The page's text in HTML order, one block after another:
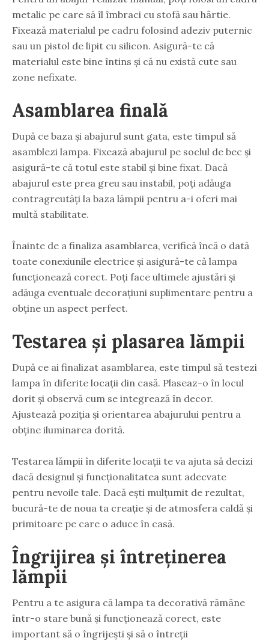
metalic pe care să îl îmbraci cu stofă sau hârtie.
Fixează materialul pe cadru folosind adeziv puternic
sau un pistol de lipit cu silicon. Asigură-te că
materialul este bine întins și că nu există cute sau
zone nefixate.
Asamblarea finală
După ce baza și abajurul sunt gata, este timpul să
asamblezi lampa. Fixează abajurul pe soclul de bec și
asigură-te că totul este stabil și bine fixat. Dacă
abajurul este prea greu sau instabil, poți adăuga
contragreutăți la baza lămpii pentru a-i oferi mai
multă stabilitate.
Înainte de a finaliza asamblarea, verifică încă o dată
toate conexiunile electrice și asigură-te că lampa
funcționează corect. Poți face ultimele ajustări și
adăuga eventuale decorațiuni suplimentare pentru a
obține un aspect perfect.
Testarea și plasarea lămpii
După ce ai finalizat asamblarea, este timpul să testezi
lampa în diferite locații din casă. Plaseaz-o în locul
dorit și observă cum se integrează în decor.
Ajustează poziția și orientarea abajurului pentru a
obține iluminarea dorită.
Testarea lămpii în diferite locații te va ajuta să decizi
dacă designul și funcționalitatea sunt adecvate
pentru nevoile tale. Dacă ești mulțumit de rezultat,
bucură-te de noua ta creație și de atmosfera caldă și
primitoare pe care o aduce în casă.
Îngrijirea și întreținerea
lămpii
Pentru a te asigura că lampa ta decorativă rămâne
într-o stare bună și funcționează corect, este
important să o îngrijești și să o întreții